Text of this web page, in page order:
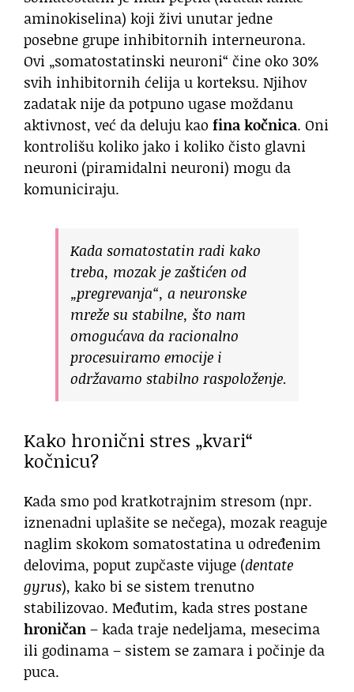
aminokiselina) koji živi unutar jedne
posebne grupe inhibitornih interneurona.
Ovi „somatostatinski neuroni“ čine oko 30%
svih inhibitornih ćelija u korteksu. Njihov
zadatak nije da potpuno ugase moždanu
aktivnost, već da deluju kao fina kočnica. Oni
kontrolišu koliko jako i koliko čisto glavni
neuroni (piramidalni neuroni) mogu da
komuniciraju.
Kada somatostatin radi kako
treba, mozak je zaštićen od
„pregrevanja“, a neuronske
mreže su stabilne, što nam
omogućava da racionalno
procesuiramo emocije i
održavamo stabilno raspoloženje.
Kako hronični stres „kvari“
kočnicu?
Kada smo pod kratkotrajnim stresom (npr.
iznenadni uplašite se nečega), mozak reaguje
naglim skokom somatostatina u određenim
delovima, poput zupčaste vijuge (dentate
gyrus), kako bi se sistem trenutno
stabilizovao. Međutim, kada stres postane
hroničan– kada traje nedeljama, mesecima
ili godinama – sistem se zamara i počinje da
puca.